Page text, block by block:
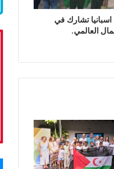
اسبانيا تشارك في
العالمي.